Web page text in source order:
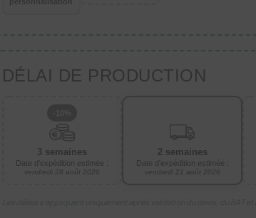
DÉLAI DE PRODUCTION
3 semaines
Date d'expédition estimée :
vendredi 28 août 2026
2 semaines
Date d'expédition estimée :
vendredi 21 août 2026